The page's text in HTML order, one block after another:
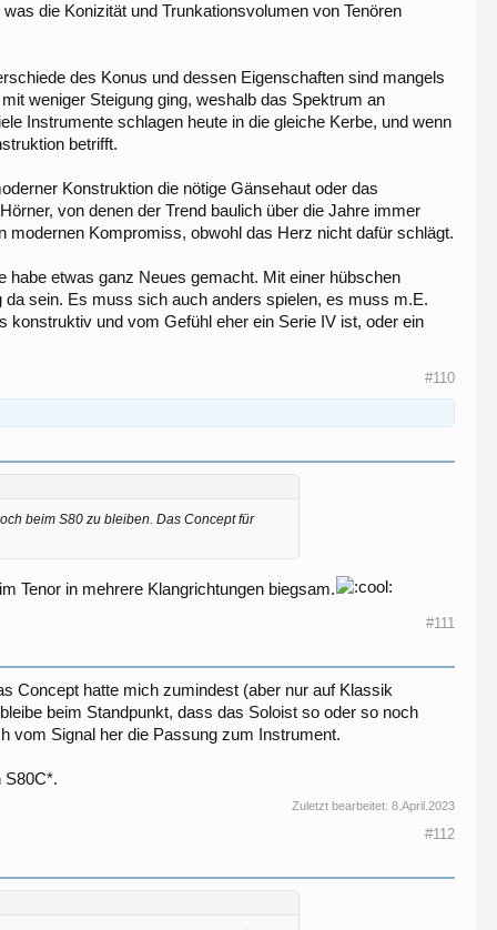
die Konizität und Trunkationsvolumen von Tenören
des Konus und dessen Eigenschaften sind mangels
weniger Steigung ging, weshalb das Spektrum an
Instrumente schlagen heute in die gleiche Kerbe, und wenn
betrifft.
Konstruktion die nötige Gänsehaut oder das
von denen der Trend baulich über die Jahre immer
modernen Kompromiss, obwohl das Herz nicht dafür schlägt.
habe etwas ganz Neues gemacht. Mit einer hübschen
sein. Es muss sich auch anders spielen, es muss m.E.
und vom Gefühl eher ein Serie IV ist, oder ein
#110
beim S80 zu bleiben. Das Concept für
Tenor in mehrere Klangrichtungen biegsam.
#111
Concept hatte mich zumindest (aber nur auf Klassik
beim Standpunkt, dass das Soloist so oder so noch
vom Signal her die Passung zum Instrument.
S80C*.
Zuletzt bearbeitet: 8.April.2023
#112